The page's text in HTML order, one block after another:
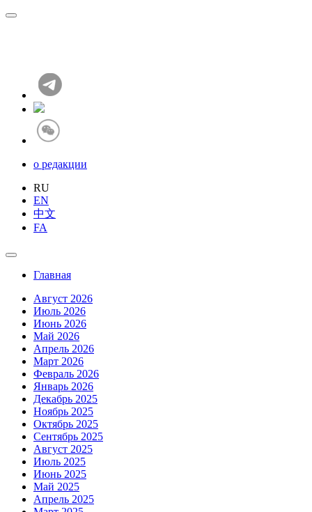
о редакции
RU
EN
中文
FA
Главная
Август 2026
Июль 2026
Июнь 2026
Май 2026
Апрель 2026
Март 2026
Февраль 2026
Январь 2026
Декабрь 2025
Ноябрь 2025
Октябрь 2025
Сентябрь 2025
Август 2025
Июль 2025
Июнь 2025
Май 2025
Апрель 2025